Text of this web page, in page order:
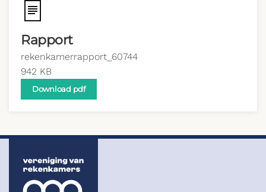
Rapport
rekenkamerrapport_60744
942 KB
Download pdf